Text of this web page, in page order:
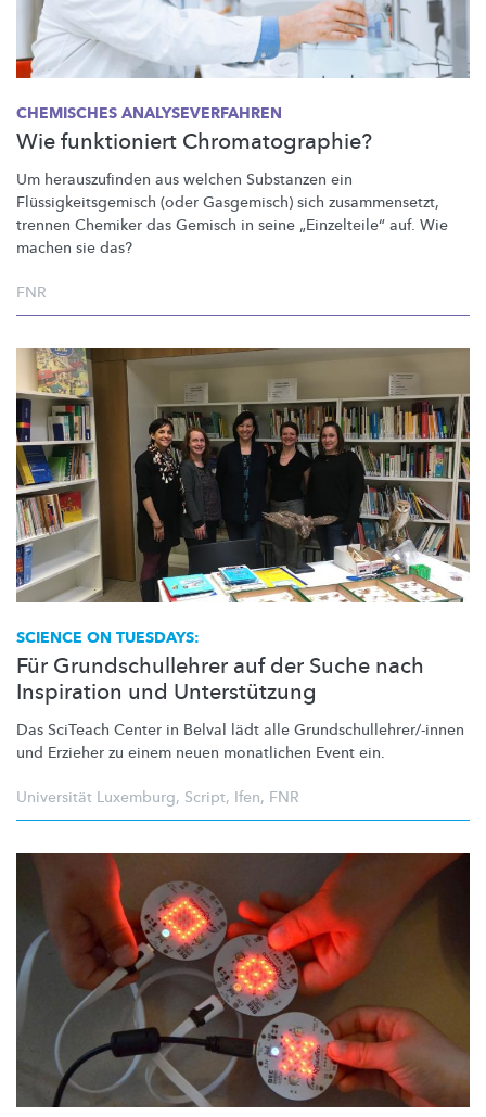
CHEMISCHES ANALYSEVERFAHREN
Wie funktioniert Chromatographie?
Um herauszufinden aus welchen Substanzen ein
Flüssigkeitsgemisch (oder Gasgemisch) sich zusammensetzt,
trennen Chemiker das Gemisch in seine „Einzelteile“ auf. Wie
machen sie das?
FNR
SCIENCE ON TUESDAYS:
Für Grundschullehrer auf der Suche nach
Inspiration und Unterstützung
Das SciTeach Center in Belval lädt alle Grundschullehrer/-innen
und Erzieher zu einem neuen monatlichen Event ein.
Universität Luxemburg, Script, Ifen, FNR